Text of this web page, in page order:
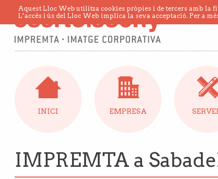
Aquest Lloc Web utilitza cookies pròpies i de tercers amb la
L’accés i ús del Lloc Web implica la seva acceptació. Per a
INICI EMPRESA
IMPREMTA a